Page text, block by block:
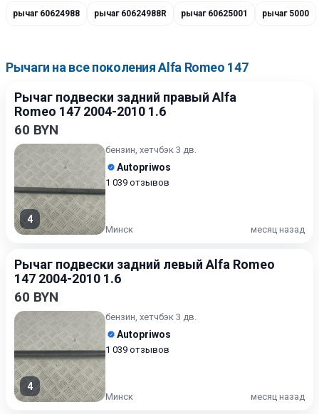
рычаг 60624988 рычаг 60624988R рычаг 60625001 рычаг 5000
Рычаги на все поколения Alfa Romeo 147
Рычаг подвески задний правый Alfa
Romeo 147 2004-2010 1.6
60 BYN
4
бензин, хетчбэк 3 дв.
Autopriwos
1 039 отзывов
Минск месяц назад
Рычаг подвески задний левый Alfa Romeo
147 2004-2010 1.6
60 BYN
4
бензин, хетчбэк 3 дв.
Autopriwos
1 039 отзывов
Минск месяц назад